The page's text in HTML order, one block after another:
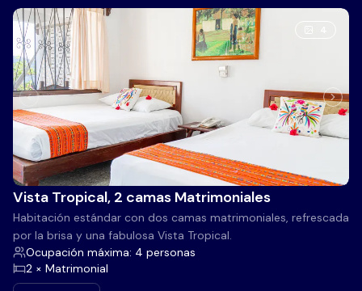
Vista Tropical, 2 camas Matrimoniales
Habitación estándar con dos camas matrimoniales, refrescada
por la brisa y una fabulosa Vista Tropical.
Ocupación máxima: 4 personas
2 × Matrimonial